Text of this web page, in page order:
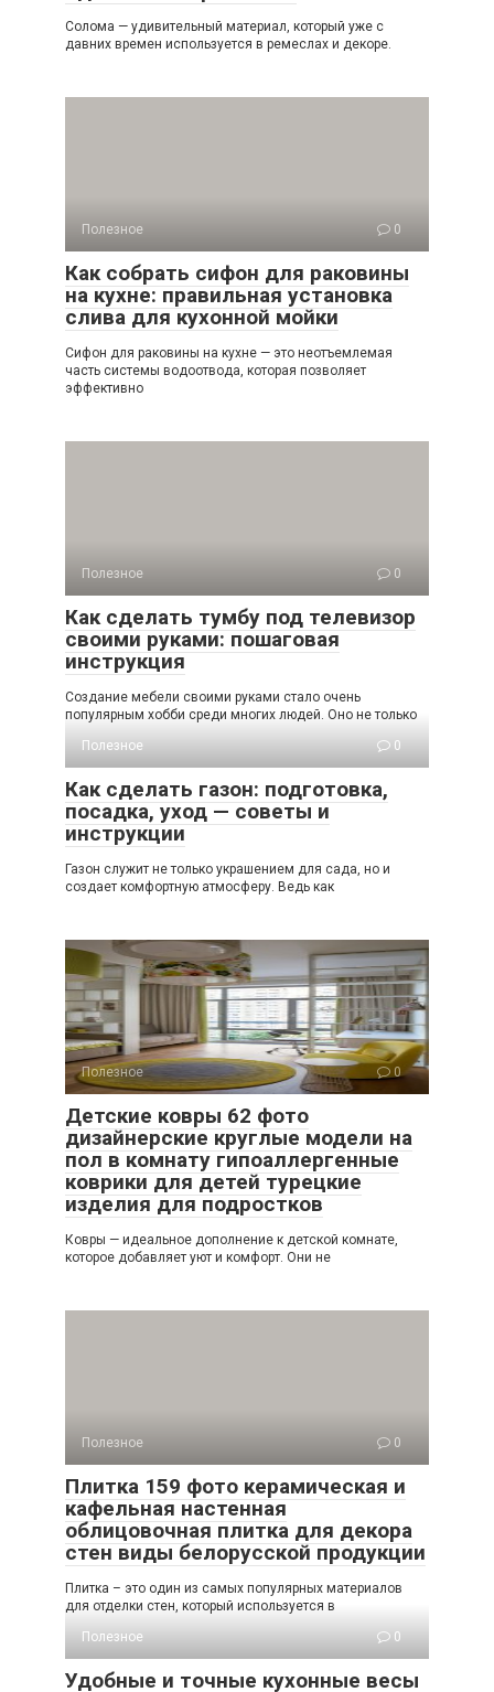
Солома — удивительный материал, который уже с
давних времен используется в ремеслах и декоре.
Полезное 0
Как собрать сифон для раковины
на кухне: правильная установка
слива для кухонной мойки
Сифон для раковины на кухне — это неотъемлемая
часть системы водоотвода, которая позволяет
эффективно
Полезное 0
Как сделать тумбу под телевизор
своими руками: пошаговая
инструкция
Создание мебели своими руками стало очень
популярным хобби среди многих людей. Оно не только
Полезное
0
Как сделать газон: подготовка,
посадка, уход — советы и
инструкции
Газон служит не только украшением для сада, но и
создает комфортную атмосферу. Ведь как
Полезное 0
Детские ковры 62 фото
дизайнерские круглые модели на
пол в комнату гипоаллергенные
коврики для детей турецкие
изделия для подростков
Ковры — идеальное дополнение к детской комнате,
которое добавляет уют и комфорт. Они не
Полезное 0
Плитка 159 фото керамическая и
кафельная настенная
облицовочная плитка для декора
стен виды белорусской продукции
Плитка – это один из самых популярных материалов
для отделки стен, который используется в
Полезное
0
Удобные и точные кухонные весы